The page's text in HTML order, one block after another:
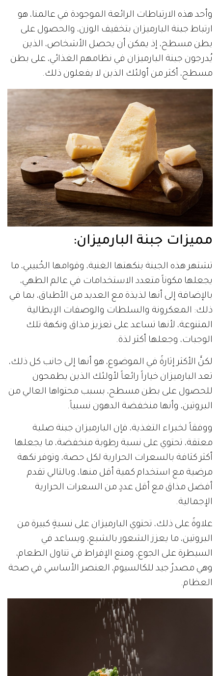
وأحد هذه الارتباطات الرائعة الموجودة في عالمنا، هو
ارتباط جبنة البارميزان بتخفيف الوزن، والحصول على
بطن مسطح، إذ يمكن أن يحصل الأشخاص، الذين
يُدرجون جبنة البارميزان في نظامهم الغذائي، على بطن
مسطح، أكثر من أولئك الذين لا يفعلون ذلك.
مميزات جبنة البارميزان:
تشتهر هذه الجبنة بنكهتها الغنية، وقوامها الحُبيبي، ما
يجعلها مكوناً متعدد الاستخدامات في عالم الطهي،
بالإضافة إلى أنها لذيذة مع العديد من الأطباق، بما في
ذلك: المعكرونة والسلطات والوصفات الإيطالية
المتنوعة، لأنها تساعد على تعزيز مذاق ونكهة تلك
الوجبات، وجعلها أكثر لذة.
لكنَّ الأكثر إثارةً في الموضوع، هو أنها إلى جانب كل ذلك،
تعد البارميزان خياراً رائعاً لأولئك الذين يطمحون
للحصول على بطن مسطح، بسبب محتواها العالي من
البروتين، وأنها منخفضة الدهون نسبياً.
ووفقاً لخبراء التغذية، فإن البارميزان جبنة صلبة
معتقة، تحتوي على نسبة رطوبة منخفضة، ما يجعلها
أكثر كثافة بالسعرات الحرارية لكل حصة، وتوفر نكهة
مرضية مع استخدام كمية أقل منها، وبالتالي تقدم
أفضل مذاق مع أقل عددٍ من السعرات الحرارية
الإجمالية.
علاوةً على ذلك، تحتوي البارميزان على نسبةٍ كبيرة من
البروتين، ما يعزز الشعور بالشبع، ويساعد في
السيطرة على الجوع، ومنع الإفراط في تناول الطعام،
وهي مصدرٌ جيد للكالسيوم، العنصر الأساسي في صحة
العظام.